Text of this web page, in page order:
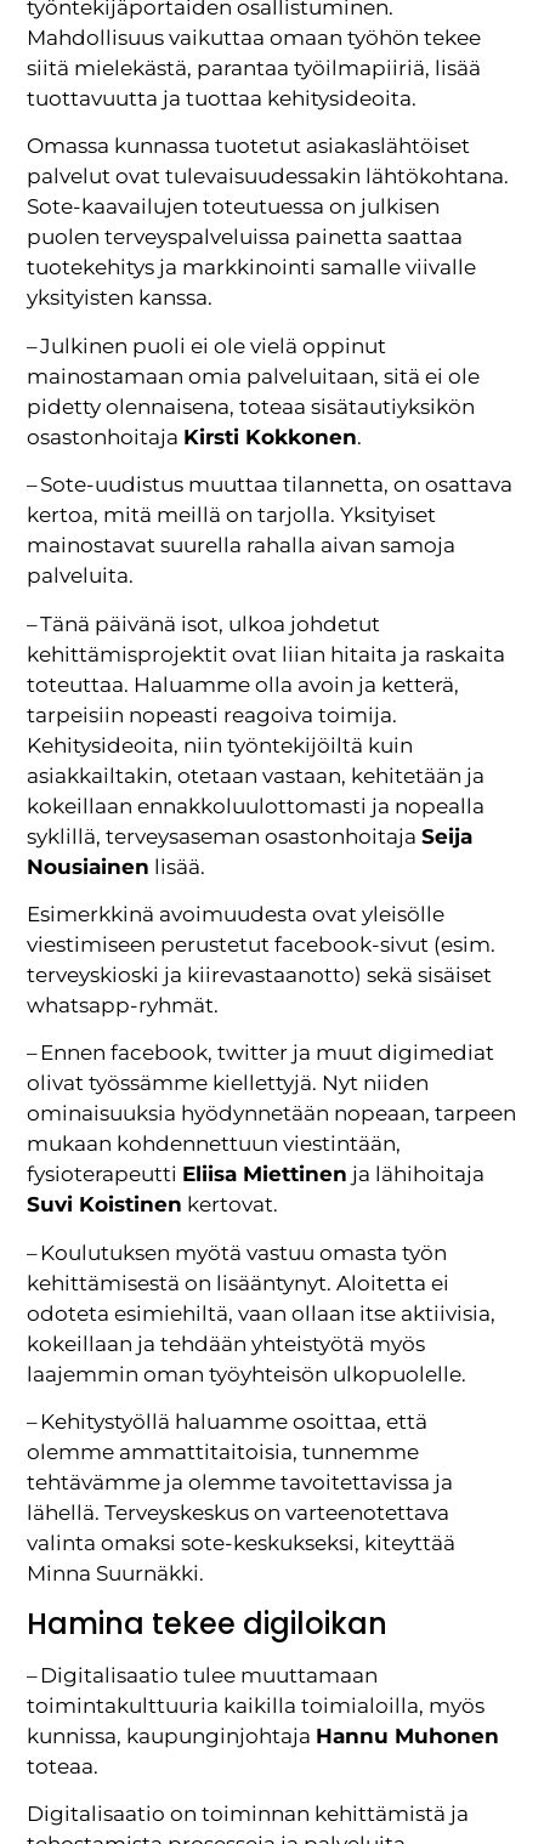
työntekijäportaiden osallistuminen.
Mahdollisuus vaikuttaa omaan työhön tekee
siitä mielekästä, parantaa työilmapiiriä, lisää
tuottavuutta ja tuottaa kehitysideoita.
Omassa kunnassa tuotetut asiakaslähtöiset
palvelut ovat tulevaisuudessakin lähtökohtana.
Sote-kaavailujen toteutuessa on julkisen
puolen terveyspalveluissa painetta saattaa
tuotekehitys ja markkinointi samalle viivalle
yksityisten kanssa.
– Julkinen puoli ei ole vielä oppinut
mainostamaan omia palveluitaan, sitä ei ole
pidetty olennaisena, toteaa sisätautiyksikön
osastonhoitaja Kirsti Kokkonen.
– Sote-uudistus muuttaa tilannetta, on osattava
kertoa, mitä meillä on tarjolla. Yksityiset
mainostavat suurella rahalla aivan samoja
palveluita.
– Tänä päivänä isot, ulkoa johdetut
kehittämisprojektit ovat liian hitaita ja raskaita
toteuttaa. Haluamme olla avoin ja ketterä,
tarpeisiin nopeasti reagoiva toimija.
Kehitysideoita, niin työntekijöiltä kuin
asiakkailtakin, otetaan vastaan, kehitetään ja
kokeillaan ennakkoluulottomasti ja nopealla
syklillä, terveysaseman osastonhoitajaSeija
Nousiainen lisää.
Esimerkkinä avoimuudesta ovat yleisölle
viestimiseen perustetut facebook-sivut (esim.
terveyskioski ja kiirevastaanotto) sekä sisäiset
whatsapp-ryhmät.
– Ennen facebook, twitter ja muut digimediat
olivat työssämme kiellettyjä. Nyt niiden
ominaisuuksia hyödynnetään nopeaan, tarpeen
mukaan kohdennettuun viestintään,
fysioterapeutti Eliisa Miettinen ja lähihoitaja
Suvi Koistinen kertovat.
– Koulutuksen myötä vastuu omasta työn
kehittämisestä on lisääntynyt. Aloitetta ei
odoteta esimiehiltä, vaan ollaan itse aktiivisia,
kokeillaan ja tehdään yhteistyötä myös
laajemmin oman työyhteisön ulkopuolelle.
– Kehitystyöllä haluamme osoittaa, että
olemme ammattitaitoisia, tunnemme
tehtävämme ja olemme tavoitettavissa ja
lähellä. Terveyskeskus on varteenotettava
valinta omaksi sote-keskukseksi, kiteyttää
Minna Suurnäkki.
Hamina tekee digiloikan
– Digitalisaatio tulee muuttamaan
toimintakulttuuria kaikilla toimialoilla, myös
kunnissa, kaupunginjohtaja Hannu Muhonen
toteaa.
Digitalisaatio on toiminnan kehittämistä ja